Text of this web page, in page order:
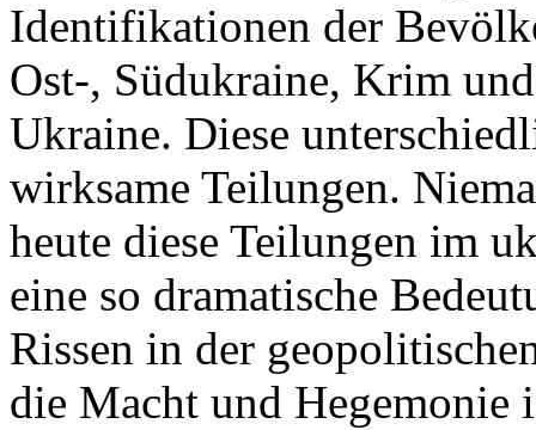
Identifikationen der
Ost-, Südukraine, Krim
Ukraine. Diese
wirksame Teilungen.
heute diese Teilungen im
eine so dramatische
Rissen in der
die Macht und Hegemonie